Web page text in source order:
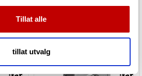
innen sosiale medier,
som kan kombinere den
du har gjort tilgjengelig for dem,
Tillat alle
tillat utvalg